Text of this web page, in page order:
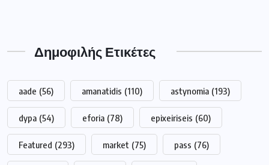
Δημοφιλής Ετικέτες
aade (56) amanatidis (110) astynomia (193)
dypa (54) eforia (78) epixeiriseis (60)
Featured (293) market (75) pass (76)